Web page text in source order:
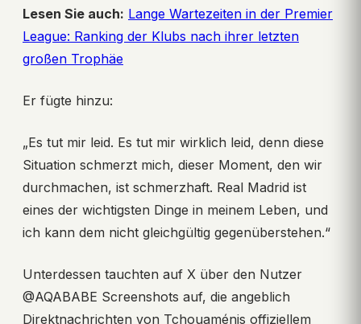
Lesen Sie auch: Lange Wartezeiten in der Premier
League: Ranking der Klubs nach ihrer letzten
großen Trophäe
Er fügte hinzu:
„Es tut mir leid. Es tut mir wirklich leid, denn diese
Situation schmerzt mich, dieser Moment, den wir
durchmachen, ist schmerzhaft. Real Madrid ist
eines der wichtigsten Dinge in meinem Leben, und
ich kann dem nicht gleichgültig gegenüberstehen.“
Unterdessen tauchten auf X über den Nutzer
@AQABABE Screenshots auf, die angeblich
Direktnachrichten von Tchouaménis offiziellem